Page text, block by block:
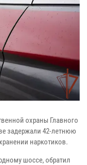
охраны Главного
задержали 42-летнюю
наркотиков.
шоссе, обратил